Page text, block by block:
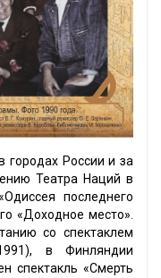
городах России и за
Театра Наций в
последнего
«Доходное место».
со спектаклем
в Финляндии
спектакль «Смерть